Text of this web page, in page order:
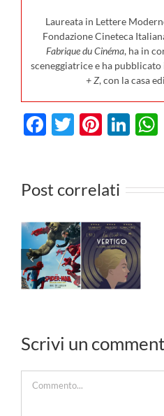
Laureata in Lettere
Fondazione Cineteca
Fabrique du Cinéma, ha in
sceneggiatrice e ha
+ Z, con la casa
Facebook
Twitter
Post correlati
il 23
da
di
e
in
uscita
cinema
Borgo,
sala!
Scrivi un
Commento